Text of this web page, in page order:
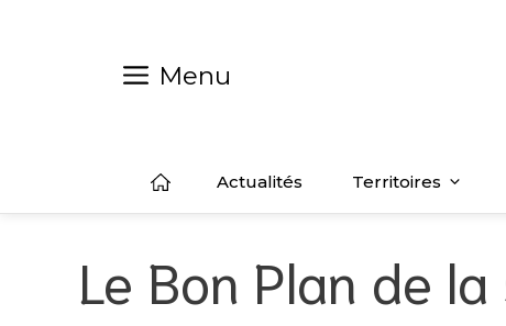
Menu
Actualités Territoires
Le Bon Plan de